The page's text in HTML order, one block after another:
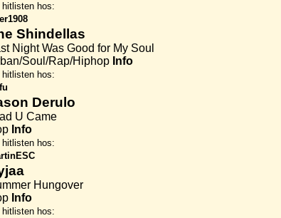
hitlisten hos:
Shindellas
Night Was Good for My Soul
Soul/Rap/Hiphop Info
hitlisten hos:
Derulo
U Came
Info
hitlisten hos:
Hungover
Info
hitlisten hos: